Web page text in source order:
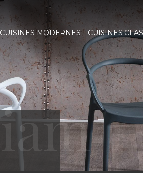
CUISINES MODERNES CUISINES